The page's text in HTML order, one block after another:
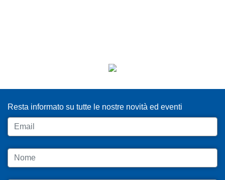
Resta informato su tutte le nostre novità ed eventi
Email
Nome